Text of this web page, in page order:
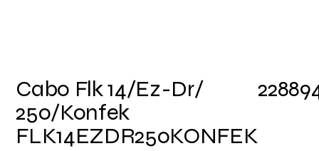
Cabo Flk 14/Ez-Dr/
250/Konfek
FLK14EZDR250KONFEK